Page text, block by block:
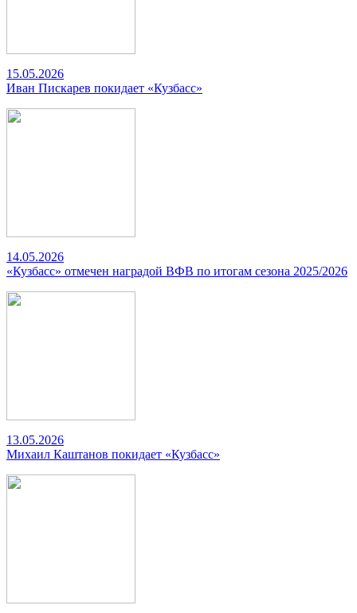
15.05.2026
Иван Пискарев покидает «Кузбасс»
14.05.2026
«Кузбасс» отмечен наградой ВФВ по итогам сезона 2025/2026
13.05.2026
Михаил Каштанов покидает «Кузбасс»